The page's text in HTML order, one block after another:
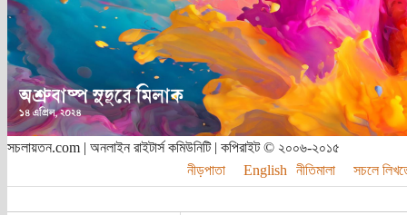
সচলায়তন.com | অনলাইন রাইটার্স কমিউনিটি | কপিরাইট © ২০০৬-২০১৫
নীড়পাতা
English নীতিমালা সচলে